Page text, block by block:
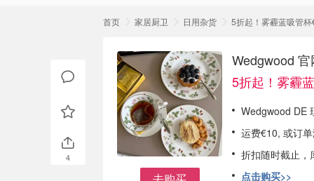
首页 家居厨卫 日用杂货 5折起！雾霾蓝吸管
Wedgwood
5折起！雾霾
Wedgwood DE
运费€10, 或订
折扣随时截止，
点击购买>>
4